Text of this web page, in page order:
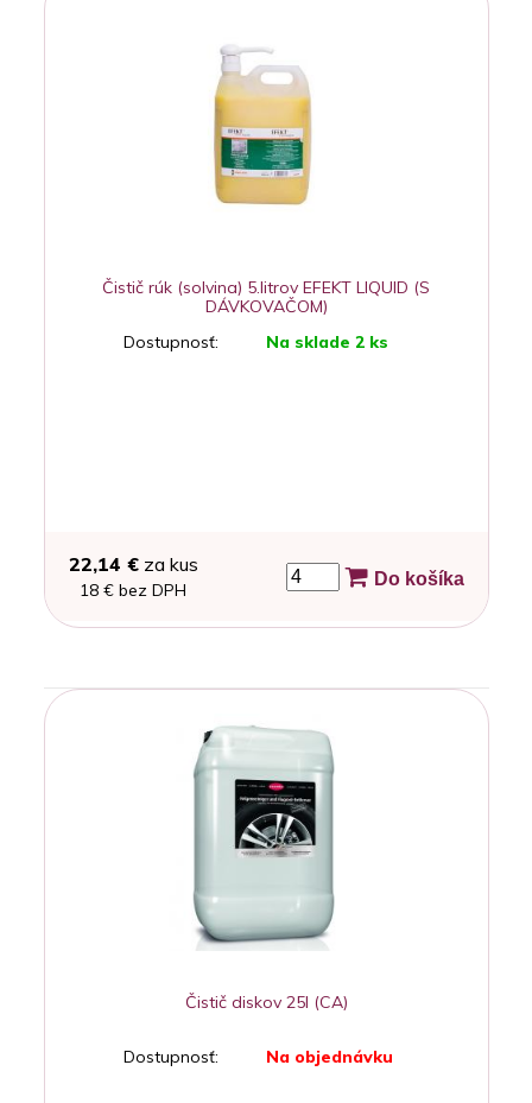
Čistič rúk (solvina) 5.litrov EFEKT LIQUID (S
DÁVKOVAČOM)
Dostupnosť:
Na sklade 2 ks
22,14 €za kus
18 € bez DPH
Do košíka
Čistič diskov 25l (CA)
Dostupnosť: Na objednávku